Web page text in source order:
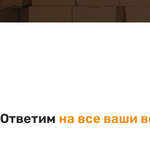
Ответим на все ваши